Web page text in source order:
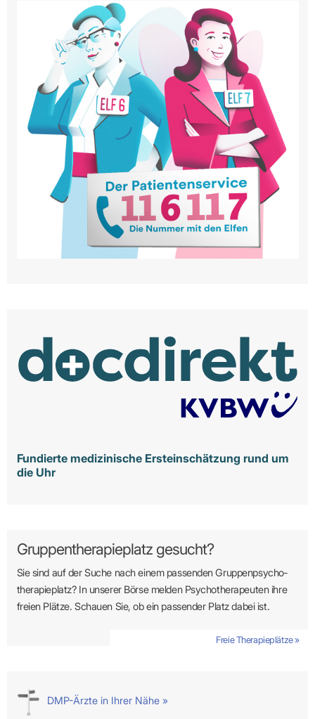
Fundierte medizinische Ersteinschätzung rund um
die Uhr
Gruppentherapieplatz gesucht?
Sie sind auf der Suche nach einem passenden Gruppen­psycho­
therapie­platz? In unserer Börse melden Psycho­­thera­­peuten ihre
freien Plätze. Schauen Sie, ob ein passender Platz dabei ist.
Freie Therapieplätze »
DMP-Ärzte in Ihrer Nähe »